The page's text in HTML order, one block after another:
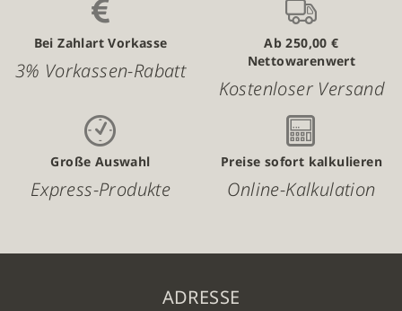
Bei Zahlart Vorkasse
3% Vorkassen-Rabatt
Ab 250,00 €
Nettowarenwert
Kostenloser Versand
Große Auswahl
Express-Produkte
Preise sofort kalkulieren
Online-Kalkulation
ADRESSE